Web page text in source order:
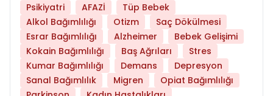
Psikiyatri AFAZİ
Tüp Bebek
Alkol Bağımlılığı
Otizm
Saç Dökülmesi
Esrar Bağımlılığı
Alzheimer
Bebek Gelişimi
Kokain Bağımlılığı
Baş Ağrıları
Stres
Kumar Bağımlılığı
Demans
Depresyon
Sanal Bağımlılık
Migren
Opiat Bağımlılığı